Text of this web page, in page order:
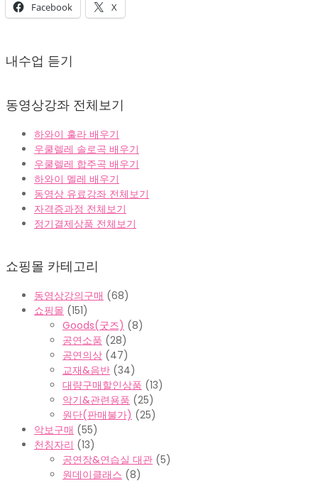
Facebook X
02-
내수업 듣기
동영상강좌 전체보기
하와이 훌라 배우기
우쿨렐레 솔로곡 배우기
우쿨렐레 합주곡 배우기
하와이 멜레 배우기
동영상 유료강좌 전체보기
자격증과정 전체보기
정기결제상품 전체보기
쇼핑몰 카테고리
동영상강의구매 (68)
쇼핑몰 (151)
Goods(굿즈) (8)
공연소품 (28)
공연의상 (47)
교재&음반 (34)
대량구매할인상품 (13)
악기&관련용품 (25)
원단(판매불가) (25)
악보구매 (55)
천칭자리 (13)
공연장&연습실 대관 (5)
원데이클래스 (8)